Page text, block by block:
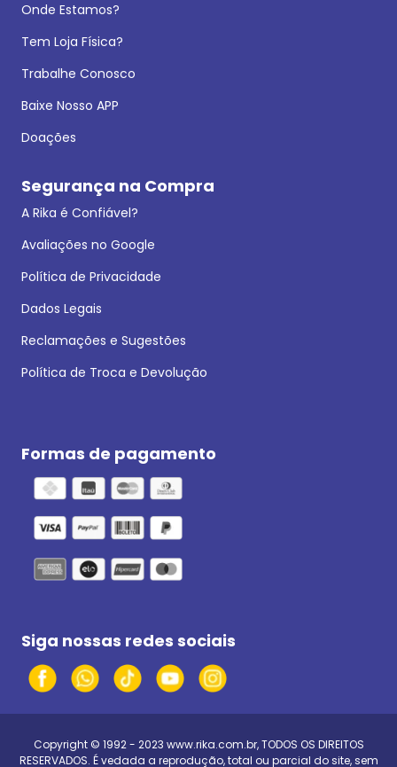
Onde Estamos?
Tem Loja Física?
Trabalhe Conosco
Baixe Nosso APP
Doações
Segurança na Compra
A Rika é Confiável?
Avaliações no Google
Política de Privacidade
Dados Legais
Reclamações e Sugestões
Política de Troca e Devolução
Formas de pagamento
Siga nossas redes sociais
Copyright © 1992 - 2023 www.rika.com.br, TODOS OS DIREITOS
RESERVADOS. É vedada a reprodução, total ou parcial do site, sem